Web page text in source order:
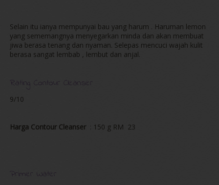
Selain itu ianya mempunyai bau yang harum . Haruman lemon
yang sememangnya menyegarkan minda dan akan membuat
jiwa berasa tenang dan nyaman. Selepas mencuci wajah kulit
berasa sangat lembab , lembut dan anjal.
Rating Contour Cleanser
9/10
Harga Contour Cleanser: 150 g RM 23
Primer Water